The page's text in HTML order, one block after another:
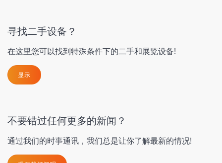
寻找二手设备？
在这里您可以找到特殊条件下的二手和展览设备!
显示
不要错过任何更多的新闻？
通过我们的时事通讯，我们总是让你了解最新的情况!